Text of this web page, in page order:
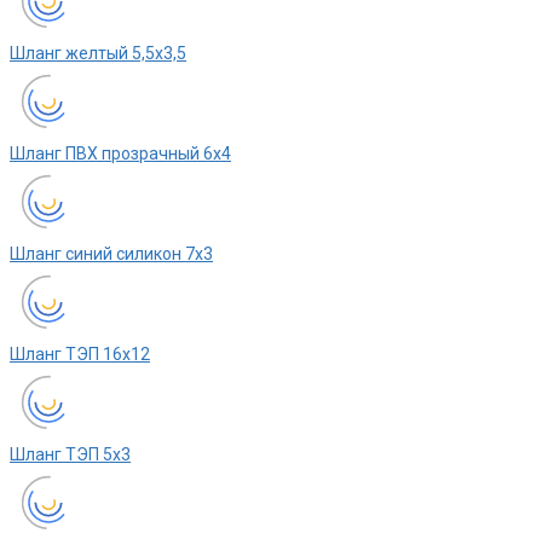
Шланг желтый 5,5х3,5
Шланг ПВХ прозрачный 6х4
Шланг синий силикон 7х3
Шланг ТЭП 16х12
Шланг ТЭП 5х3